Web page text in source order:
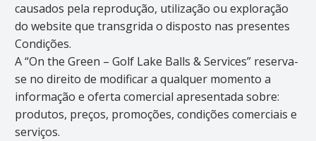
causados pela reprodução, utilização ou exploração
do website que transgrida o disposto nas presentes
Condições.
A “On the Green – Golf Lake Balls & Services” reserva-
se no direito de modificar a qualquer momento a
informação e oferta comercial apresentada sobre:
produtos, preços, promoções, condições comerciais e
serviços.